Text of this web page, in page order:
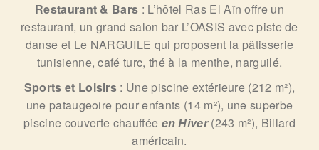
Restaurant & Bars : L’hôtel Ras El Aïn offre un
restaurant, un grand salon bar L’OASIS avec piste de
danse et Le NARGUILE qui proposent la pâtisserie
tunisienne, café turc, thé à la menthe, narguilé.
Sports et Loisirs : Une piscine extérieure (212 m²),
une pataugeoire pour enfants (14 m²), une superbe
piscine couverte chauffée en Hiver(243 m²), Billard
américain.